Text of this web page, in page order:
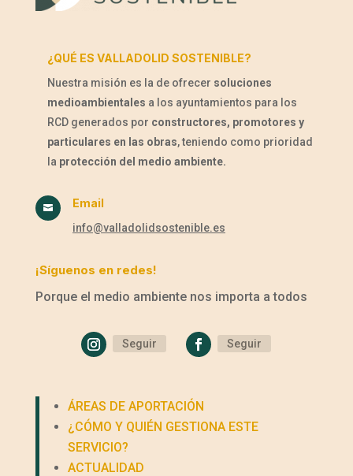
¿QUÉ ES VALLADOLID SOSTENIBLE?
Nuestra misión es la de ofrecer soluciones
medioambientales a los ayuntamientos para los
RCD generados por constructores, promotores y
particulares en las obras, teniendo como prioridad
la protección del medio ambiente.
 Email
info@valladolidsostenible.es
¡Síguenos en redes!
Porque el medio ambiente nos importa a todos
Seguir Seguir
ÁREAS DE APORTACIÓN
¿CÓMO Y QUIÉN GESTIONA ESTE
SERVICIO?
ACTUALIDAD